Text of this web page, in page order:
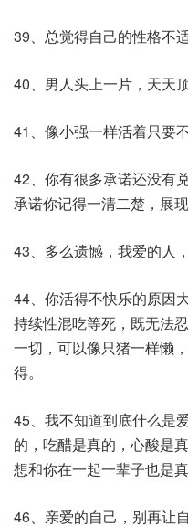
39、总觉得自己的性格不
40、男人头上一片，天天
41、像小强一样活着只要
42、你有很多承诺还没有
承诺你记得一清二楚，展
43、多么遗憾，我爱的人
44、你活得不快乐的原因
持续性混吃等死，既无法
一切，可以像只猪一样懒
得。
45、我不知道到底什么是
的，吃醋是真的，心酸是
想和你在一起一辈子也是真
46、亲爱的自己，别再让